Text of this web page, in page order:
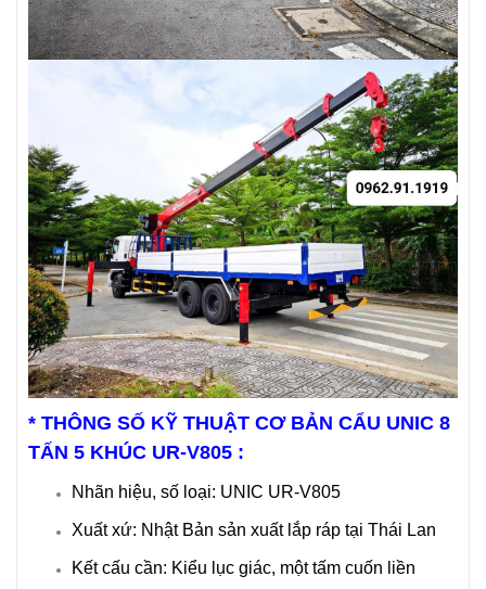
* THÔNG SỐ KỸ THUẬT CƠ BẢN CẨU UNIC 8
TẤN 5 KHÚC UR-V805 :
Nhãn hiệu, số loại: UNIC UR-V805
Xuất xứ: Nhật Bản sản xuất lắp ráp tại Thái Lan
Kết cấu cần: Kiểu lục giác, một tấm cuốn liền